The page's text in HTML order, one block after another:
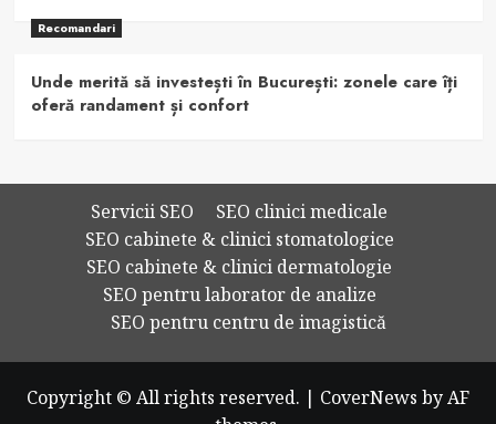
Recomandari
Unde merită să investești în București: zonele care îți
oferă randament și confort
Servicii SEO
SEO clinici medicale
SEO cabinete & clinici stomatologice
SEO cabinete & clinici dermatologie
SEO pentru laborator de analize
SEO pentru centru de imagistică
Copyright © All rights reserved. | CoverNews by AF